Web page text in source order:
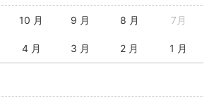
10 月 9 月 8 月 7月
4 月 3 月 2 月 1 月